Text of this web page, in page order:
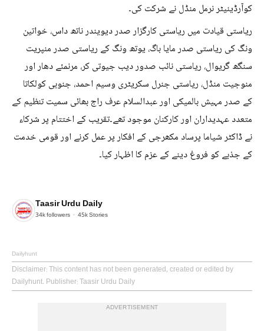
کوآرڈینیٹر نرمل منڈل نے شرکت کی۔
ریاستی قیادت میں ریاستی کارگزار صدر دیویندر ناتھ داس، خواتین
ونگ کی ریاستی صدر مایا باگ، یوتھ ونگ کے ریاستی صدر منپریت
سنگھ گریوال، ریاستی نائب صدور دیب جیوتی کر، مرنمئے دھار اور
منوجیت منڈل، ریاستی جنرل سکریٹری وسیم احمد، جنوبی کولکاتا
کے صدر مہیش بالمیکی اور عبدالسلام عرف راج بھائی سمیت تنظیم کے
متعدد عہدیداران اور کارکنان موجود تھے۔تقریب کے اختتام پر شرکاء
نے ڈاکٹر شیاما پرساد مکھرجی کے افکار پر عمل کرنے اور قومی خدمت
کے جذبے کو فروغ دینے کے عزم کا اظہار کیا۔
Taasir Urdu Daily
34kfollowers 45kStories
Dailyhunt
Disclaimer: This content has not been generated, created or edited by
Dailyhunt. Publisher: Taasir Urdu Daily
ADVERTISEMENT